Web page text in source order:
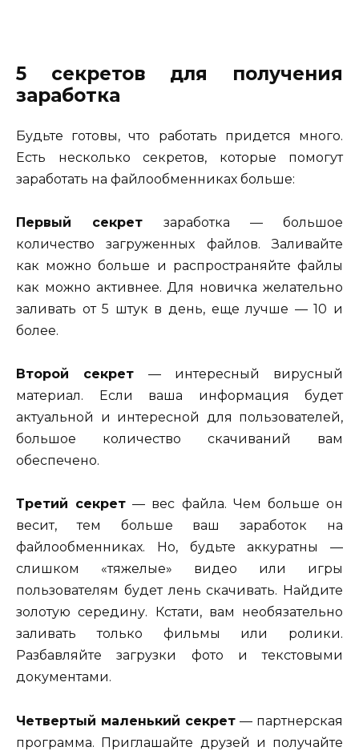
5 секретов для получения
заработка
Будьте готовы, что работать придется много.
Есть несколько секретов, которые помогут
заработать на файлообменниках больше:
Первый секрет заработка — большое
количество загруженных файлов. Заливайте
как можно больше и распространяйте файлы
как можно активнее. Для новичка желательно
заливать от 5 штук в день, еще лучше — 10 и
более.
Второй секрет — интересный вирусный
материал. Если ваша информация будет
актуальной и интересной для пользователей,
большое количество скачиваний вам
обеспечено.
Третий секрет — вес файла. Чем больше он
весит, тем больше ваш заработок на
файлообменниках. Но, будьте аккуратны —
слишком «тяжелые» видео или игры
пользователям будет лень скачивать. Найдите
золотую середину. Кстати, вам необязательно
заливать только фильмы или ролики.
Разбавляйте загрузки фото и текстовыми
документами.
Четвертый маленький секрет — партнерская
программа. Приглашайте друзей и получайте